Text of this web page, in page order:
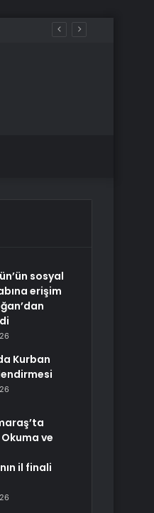
sosyal
erişim
Kurban
Okuma ve
il finali